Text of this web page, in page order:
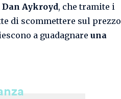
Aykroyd, che tramite i
di scommettere sul prezzo
a guadagnare una